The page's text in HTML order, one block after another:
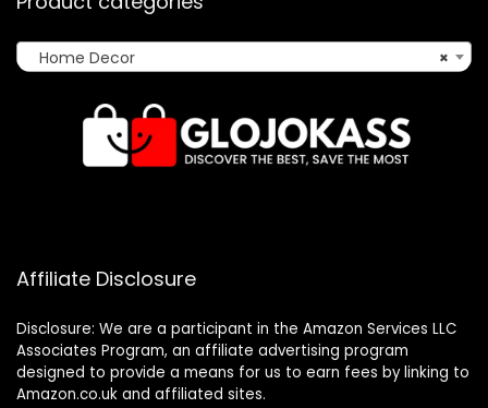
×
Home Decor
Affiliate Disclosure
Disclosure: We are a participant in the Amazon Services LLC
Associates Program, an affiliate advertising program
designed to provide a means for us to earn fees by linking to
Amazon.co.uk and affiliated sites.